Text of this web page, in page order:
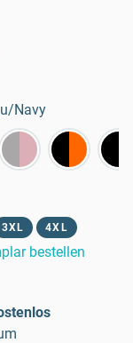
Navy
3XL 4XL
bestellen